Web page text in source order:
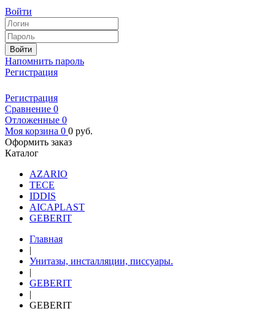
Войти
Войти
Напомнить пароль
Регистрация
Регистрация
Сравнение 0
Отложенные 0
Моя корзина 0 0 руб.
Оформить заказ
Каталог
AZARIO
TECE
IDDIS
AICAPLAST
GEBERIT
Главная
|
Унитазы, инсталляции, писсуары.
|
GEBERIT
|
GEBERIT